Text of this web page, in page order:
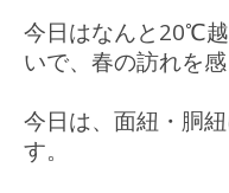
今日はなんと20℃
いで、春の訪れを
今日は、面紐・胴
す。